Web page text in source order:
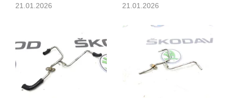
21.01.2026
21.01.2026